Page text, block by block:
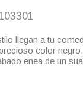
llegan a tu
color
enea de un